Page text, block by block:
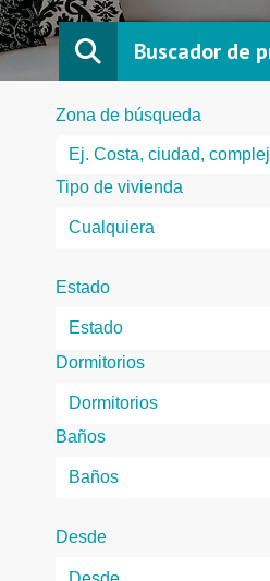
Buscador de
Zona de búsqueda
Tipo de vivienda
Estado
Dormitorios
Baños
Desde